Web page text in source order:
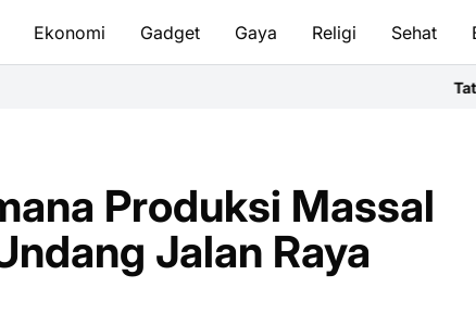
Ekonomi Gadget Gaya Religi Sehat
Tata Cara Bersuci
Produksi Massal
Jalan Raya